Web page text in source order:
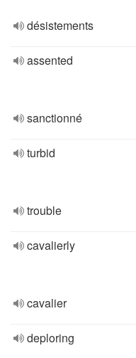
désistements
assented
sanctionné
turbid
trouble
cavalierly
cavalier
deploring